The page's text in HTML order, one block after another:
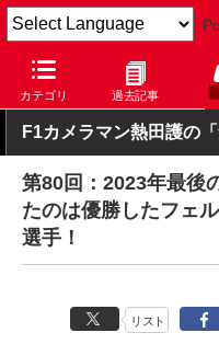
カテゴリ 過去記事
Car Watch モータースポー
F1カメラマン熱田護の
第80回：2023年最後
たのは優勝したフェ
選手！
リスト